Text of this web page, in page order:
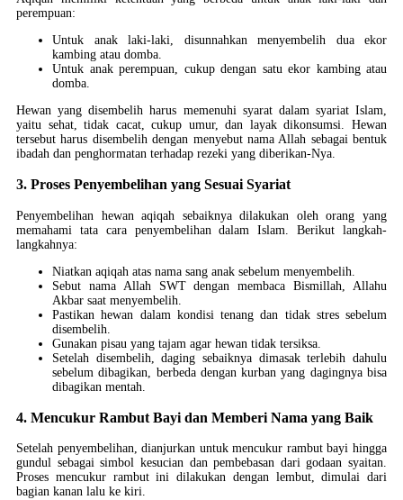
perempuan:
Untuk anak laki-laki, disunnahkan menyembelih dua ekor
kambing atau domba.
Untuk anak perempuan, cukup dengan satu ekor kambing atau
domba.
Hewan yang disembelih harus memenuhi syarat dalam syariat Islam,
yaitu sehat, tidak cacat, cukup umur, dan layak dikonsumsi. Hewan
tersebut harus disembelih dengan menyebut nama Allah sebagai bentuk
ibadah dan penghormatan terhadap rezeki yang diberikan-Nya.
3. Proses Penyembelihan yang Sesuai Syariat
Penyembelihan hewan aqiqah sebaiknya dilakukan oleh orang yang
memahami tata cara penyembelihan dalam Islam. Berikut langkah-
langkahnya:
Niatkan aqiqah atas nama sang anak sebelum menyembelih.
Sebut nama Allah SWT dengan membaca Bismillah, Allahu
Akbar saat menyembelih.
Pastikan hewan dalam kondisi tenang dan tidak stres sebelum
disembelih.
Gunakan pisau yang tajam agar hewan tidak tersiksa.
Setelah disembelih, daging sebaiknya dimasak terlebih dahulu
sebelum dibagikan, berbeda dengan kurban yang dagingnya bisa
dibagikan mentah.
4. Mencukur Rambut Bayi dan Memberi Nama yang Baik
Setelah penyembelihan, dianjurkan untuk mencukur rambut bayi hingga
gundul sebagai simbol kesucian dan pembebasan dari godaan syaitan.
Proses mencukur rambut ini dilakukan dengan lembut, dimulai dari
bagian kanan lalu ke kiri.